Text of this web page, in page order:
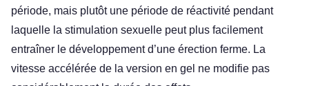
période, mais plutôt une période de réactivité pendant
laquelle la stimulation sexuelle peut plus facilement
entraîner le développement d’une érection ferme. La
vitesse accélérée de la version en gel ne modifie pas